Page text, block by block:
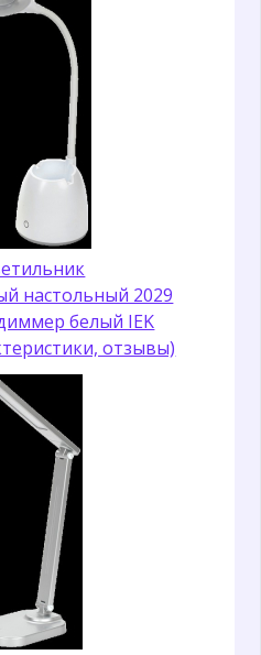
настольный 2029
белый IEK
отзывы)